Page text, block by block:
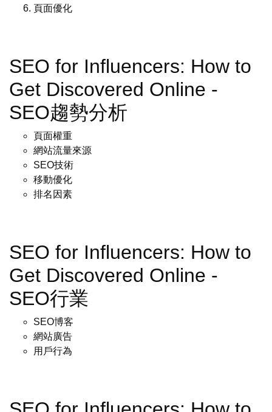
頁面優化
SEO for Influencers: How to
Get Discovered Online -
SEO趨勢分析
頁面權重
網站流量來源
SEO技術
移動優化
排名因素
SEO for Influencers: How to
Get Discovered Online -
SEO行業
SEO博客
網站廣告
用戶行為